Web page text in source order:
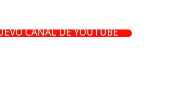
CANAL DE YOUTUBE